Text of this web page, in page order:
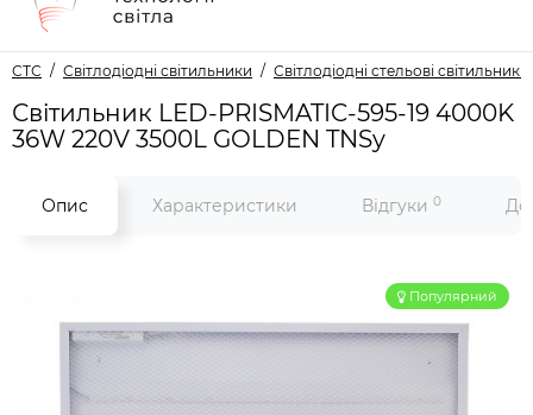
СТС Світлодіодні світильники Світлодіодні стельові світильники
Світильник LED-PRISMATIC-595-19 4000K
36W 220V 3500L GOLDEN TNSy
Опис Характеристики Відгуки 0
Популярний